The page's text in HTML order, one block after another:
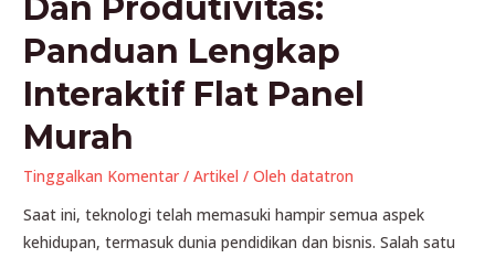
Panduan Lengkap
Interaktif Flat Panel
Murah
Tinggalkan Komentar /Artikel / Olehdatatron
Saat ini, teknologi telah memasuki hampir semua aspek
kehidupan, termasuk dunia pendidikan dan bisnis. Salah satu